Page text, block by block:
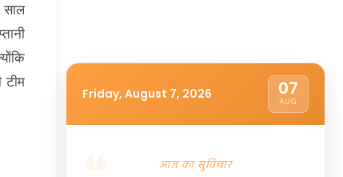
साल
टीम
Friday, August 7, 2026 07
AUG
आज का सुविचार